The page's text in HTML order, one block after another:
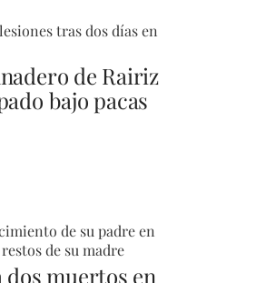
tras dos días en
de Rairiz
bajo pacas
de su padre en
de su madre
muertos en